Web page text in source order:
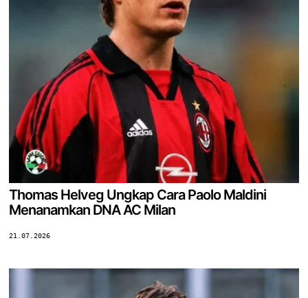
Thomas Helveg Ungkap Cara Paolo Maldini
Menanamkan DNA AC Milan
21.07.2026